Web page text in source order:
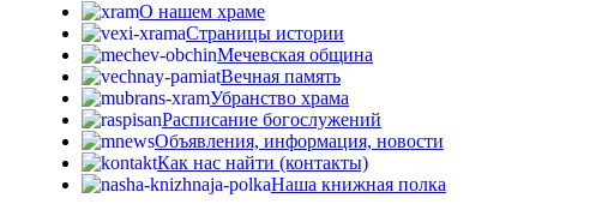
О нашем храме
Страницы истории
Мечевская община
Вечная память
Убранство храма
Расписание богослужений
Объявления, информация, новости
Как нас найти (контакты)
Наша книжная полка